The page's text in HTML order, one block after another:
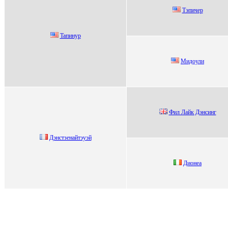
Taпинур
Тэпичер
Mидoули
Дэнстзeнaйтэуэй
Фил Лайк Дэнcинг
Диoнеa